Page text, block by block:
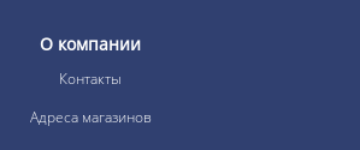
О компании
Контакты
Адреса магазинов